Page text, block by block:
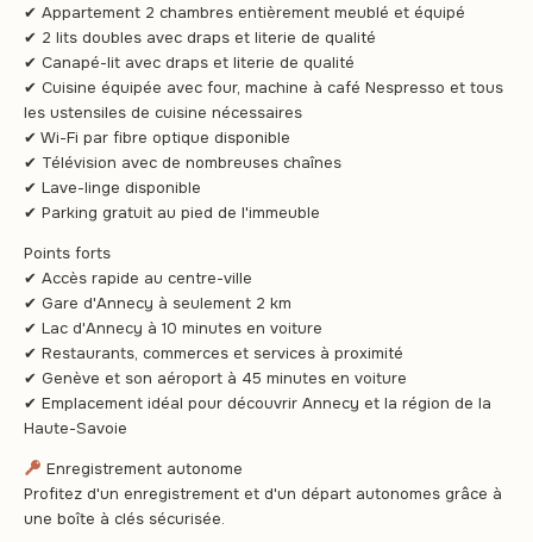
✔ Appartement 2 chambres entièrement meublé et équipé
✔ 2 lits doubles avec draps et literie de qualité
✔ Canapé-lit avec draps et literie de qualité
✔ Cuisine équipée avec four, machine à café Nespresso et tous
les ustensiles de cuisine nécessaires
✔ Wi-Fi par fibre optique disponible
✔ Télévision avec de nombreuses chaînes
✔ Lave-linge disponible
✔ Parking gratuit au pied de l'immeuble
Points forts
✔ Accès rapide au centre-ville
✔ Gare d'Annecy à seulement 2 km
✔ Lac d'Annecy à 10 minutes en voiture
✔ Restaurants, commerces et services à proximité
✔ Genève et son aéroport à 45 minutes en voiture
✔ Emplacement idéal pour découvrir Annecy et la région de la
Haute-Savoie
Enregistrement autonome
Profitez d'un enregistrement et d'un départ autonomes grâce à
une boîte à clés sécurisée.